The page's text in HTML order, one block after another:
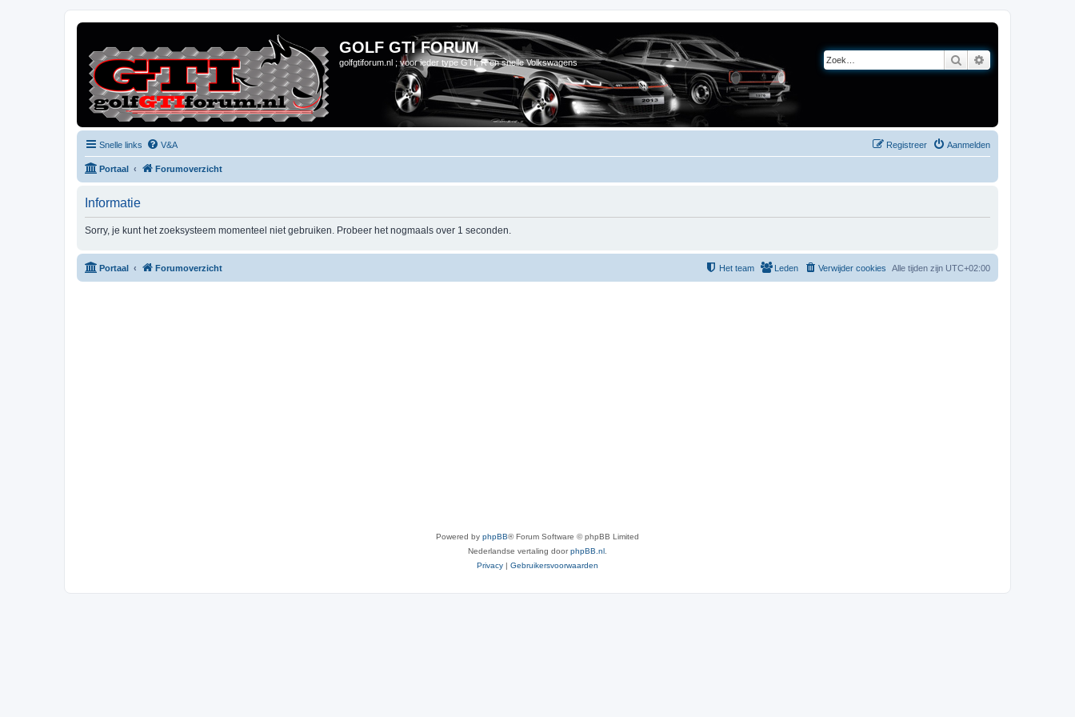
GOLF GTI FORUM
golfgtiforum.nl ; voor ieder type GTI, R en snelle Volkswagens Zoek
Snelle links V&A Aanmelden
Registreer
Portaal Forumoverzicht
Informatie
Sorry, je kunt het zoeksysteem momenteel niet gebruiken. Probeer het nogmaals over 1 seconden.
Portaal Forumoverzicht Alle tijden zijn UTC+02:00
Verwijder cookies
Leden
Het team
Powered by phpBB® Forum Software © phpBB Limited
Nederlandse vertaling doorphpBB.nl
Privacy | Gebruikersvoorwaarden